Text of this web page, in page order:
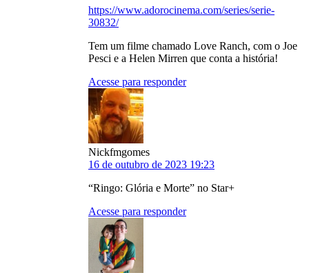
https://www.adorocinema.com/series/serie-
30832/
Tem um filme chamado Love Ranch, com o Joe
Pesci e a Helen Mirren que conta a história!
Acesse para responder
Nickfmgomes
16 de outubro de 2023 19:23
“Ringo: Glória e Morte” no Star+
Acesse para responder